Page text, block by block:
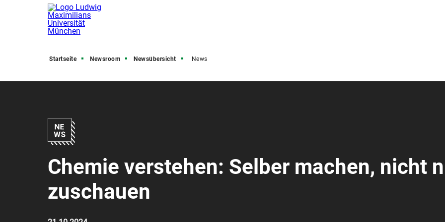
Startseite Newsroom Newsübersicht News
Chemie verstehen: Selber machen, nicht
zuschauen